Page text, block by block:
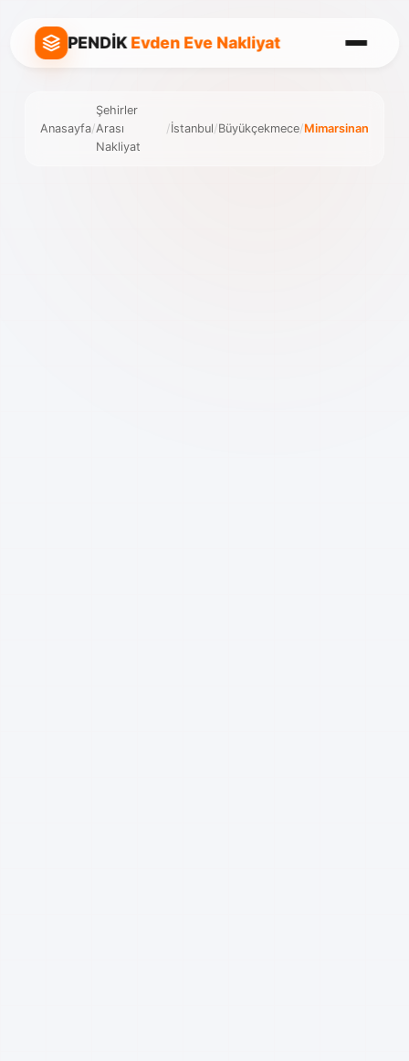
PENDİKEvden Eve Nakliyat
Anasayfa/
Şehirler
Arası
Nakliyat
/İstanbul/Büyükçekmece/Mimarsinan